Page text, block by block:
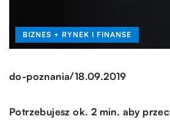
BIZNES + RYNEK I FINANSE
do-poznania/18.09.2019
Potrzebujesz ok. 2 min. aby